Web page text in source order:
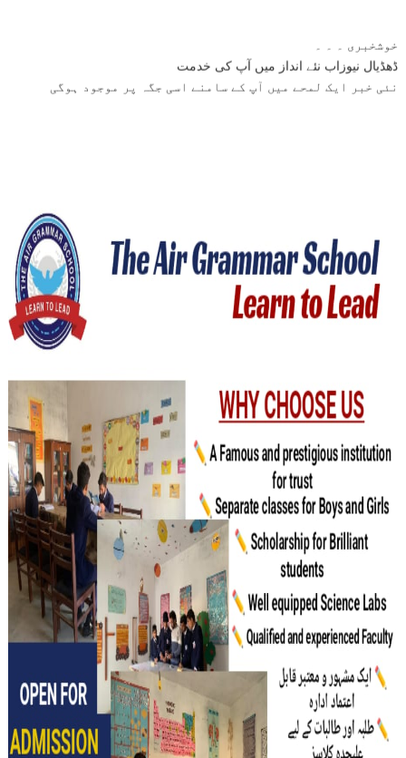
ڈھڈیال نیوزاب نئے انداز میں آپ کی خدمت
نئی خبر ایک لمحے میں آپ کے سامنے اسی جگہ پر موجود ہوگی